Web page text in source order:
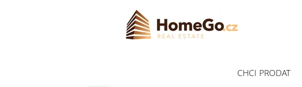
CHCI PRODAT